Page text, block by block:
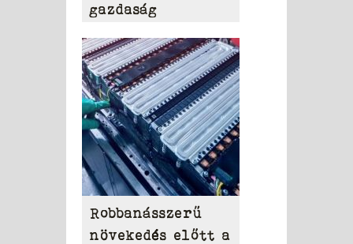
gazdaság
Robbanásszerű
növekedés előtt a